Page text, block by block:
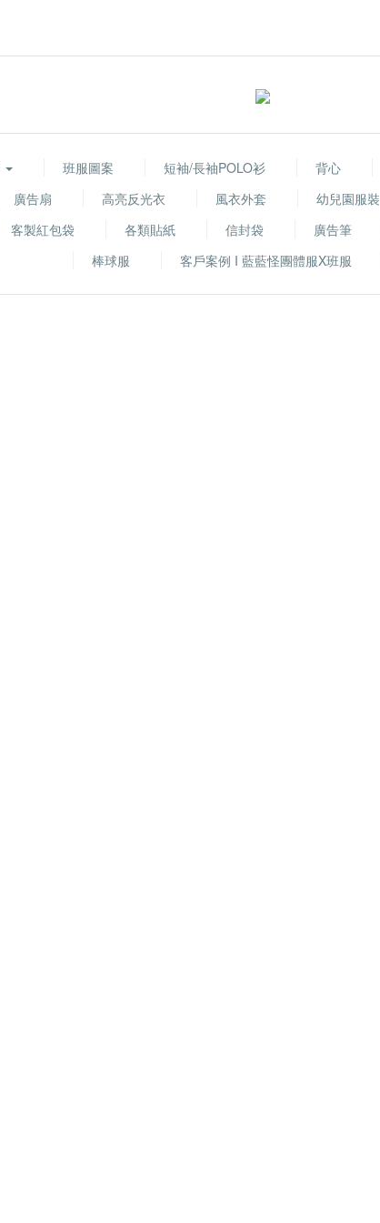
班服圖案 短袖/長袖POLO衫 背心
廣告扇 高亮反光衣 風衣外套 幼兒園服裝
客製紅包袋 各類貼紙 信封袋 廣告筆
棒球服
客戶案例 I 藍藍怪團體服X班服